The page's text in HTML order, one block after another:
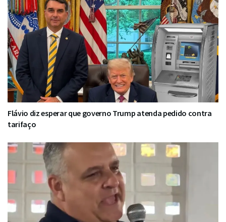
Flávio diz esperar que governo Trump atenda pedido contra
tarifaço